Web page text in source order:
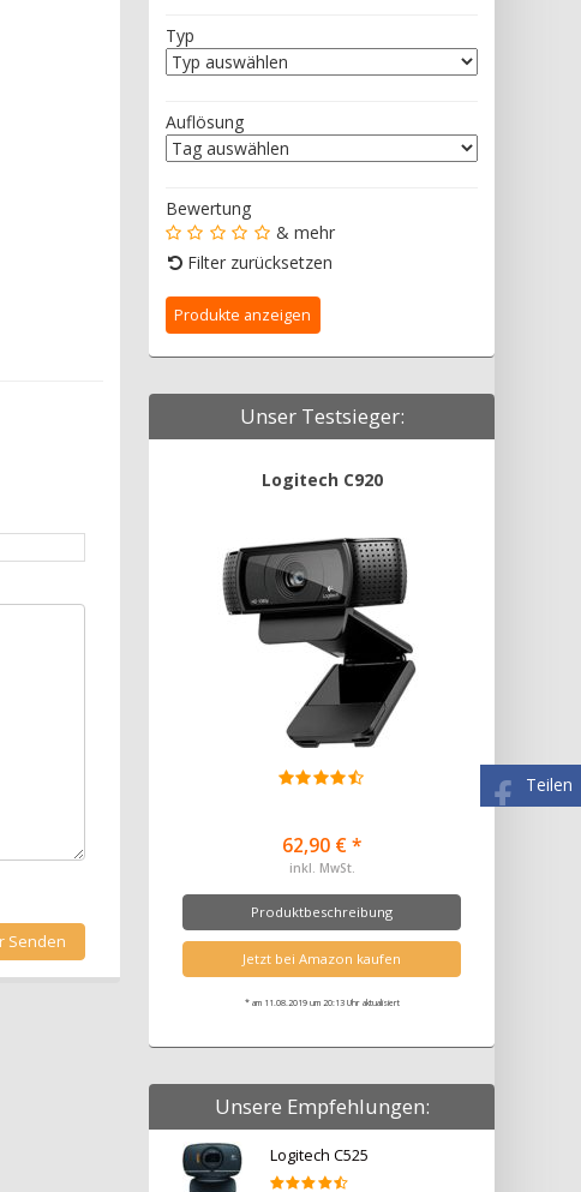
Teilen
Typ
Auflösung
Bewertung
& mehr
Filter zurücksetzen
Unser Testsieger:
Logitech C920
62,90 € *
inkl. MwSt.
Produktbeschreibung
Jetzt bei Amazon kaufen
* am 11.08.2019 um 20:13 Uhr aktualisiert
Unsere Empfehlungen:
Logitech C525